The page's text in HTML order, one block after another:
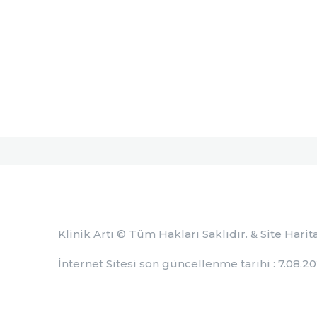
Klinik Artı © Tüm Hakları Saklıdır. & Site
İnternet Sitesi son güncellenme tarihi :